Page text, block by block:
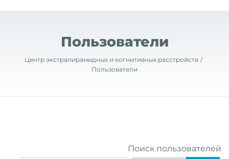
Пользователи
Центр экстрапирамидных и когнитивных расстройств
Пользователи
Поиск пользователей